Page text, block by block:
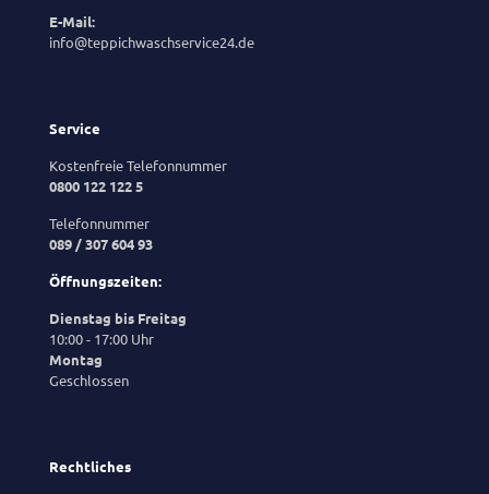
E-Mail:
info@teppichwaschservice24.de
Service
Kostenfreie Telefonnummer
0800 122 122 5
Telefonnummer
089 / 307 604 93
Öffnungszeiten:
Dienstag bis Freitag
10:00 - 17:00 Uhr
Montag
Geschlossen
Rechtliches